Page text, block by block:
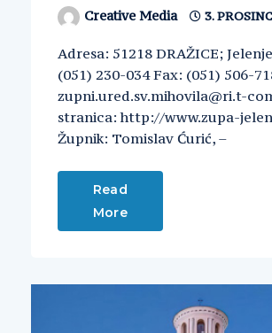
Creative Media 3.
Adresa: 51218 DRAŽICE;
(051) 230-034 Fax: (051) 506-
zupni.ured.sv.mihovila@ri.t-
stranica: http://www.zupa-
Župnik: Tomislav Ćurić, –
Read
More